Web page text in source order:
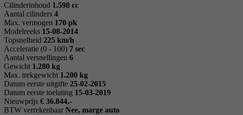
Cilinderinhoud 1.598 cc
Aantal cilinders 4
Max. vermogen 170 pk
Modelreeks 15-08-2014
Topsnelheid 225 km/h
Acceleratie (0 - 100) 7 sec
Aantal versnellingen 6
Gewicht 1.280 kg
Max. trekgewicht 1.200 kg
Datum eerste uitgifte 25-02-2015
Datum eerste toelating 15-03-2019
Nieuwprijs € 36.844,-
BTW verrekenbaar Nee, marge auto